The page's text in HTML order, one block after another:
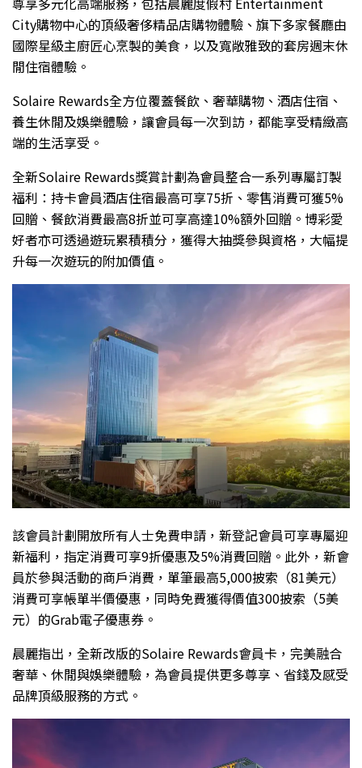
City購物中心的頂級奢侈精品店購物體驗、旗下多家餐廳由
國際星級主廚匠心烹製的美食，以及寬敞雅致的套房週末休
閒住宿體驗。
Solaire Rewards全方位覆蓋餐飲、奢華購物、酒店住宿、
養生休閒及娛樂體驗，讓會員每一次到訪，都能享受精緻高
端的生活享受。
全新Solaire Rewards獎賞計劃為會員整合一系列專屬訂製
福利：持卡會員酒店住宿最高可享75折、零售消費可獲5%
回贈、餐飲消費最高8折並可享高達10%額外回贈。博彩愛
好者亦可透過遊玩累積積分，獲得大抽獎參與資格，大幅提
升每一次遊玩的附加價值。
該會員計劃開放所有人士免費申請，新登記會員可享專屬迎
新福利，指定消費可享9折優惠及5%消費回贈。此外，新會
員於參與活動的商戶消費，單筆最高5,000披索（81美元）
消費可享帳單半價優惠，同時免費獲得價值300披索（5美
元）的Grab電子優惠券。
晨麗指出，全新改版的Solaire Rewards會員卡，完美融合
奢華、休閒與娛樂體驗，為會員提供更多尊享、省錢及感受
品牌頂級服務的方式。